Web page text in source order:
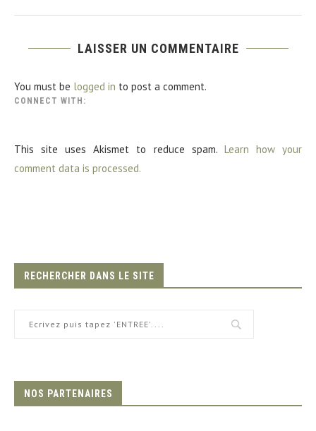
LAISSER UN COMMENTAIRE
You must be logged in to post a comment.
CONNECT WITH:
This site uses Akismet to reduce spam. Learn how your
comment data is processed.
RECHERCHER DANS LE SITE
NOS PARTENAIRES